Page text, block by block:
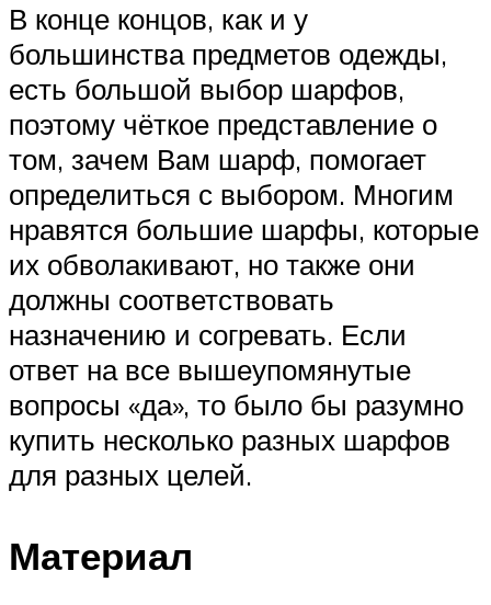
В конце концов, как и у
большинства предметов одежды,
есть большой выбор шарфов,
поэтому чёткое представление о
том, зачем Вам шарф, помогает
определиться с выбором. Многим
нравятся большие шарфы, которые
их обволакивают, но также они
должны соответствовать
назначению и согревать. Если
ответ на все вышеупомянутые
вопросы «да», то было бы разумно
купить несколько разных шарфов
для разных целей.
Материал